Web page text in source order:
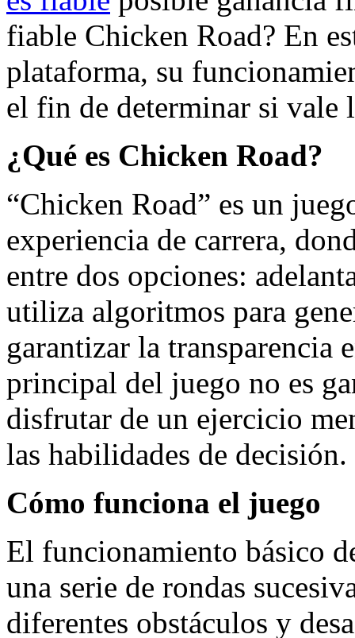
fiable Chicken Road? En
plataforma, su
el fin de determinar si vale
¿Qué es Chicken Road?
“Chicken Road” es un
experiencia de carrera,
entre dos opciones:
utiliza algoritmos para
garantizar la transparencia
principal del juego no es
disfrutar de un ejercicio
las habilidades de decisión.
Cómo funciona el juego
El funcionamiento básico
una serie de rondas
diferentes obstáculos y